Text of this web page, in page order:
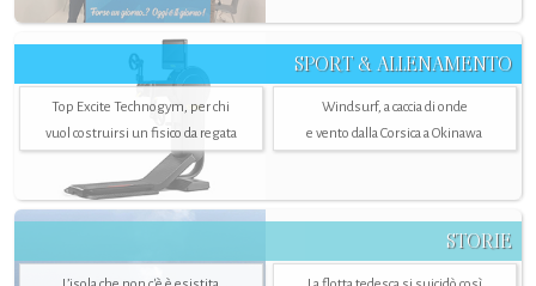
SPORT & ALLENAMENTO
Top Excite Technogym, per chi
vuol costruirsi un fisico da regata
Windsurf, a caccia di onde
e vento dalla Corsica a Okinawa
STORIE